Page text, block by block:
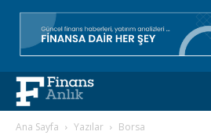
Ana Sayfa Yazılar Borsa